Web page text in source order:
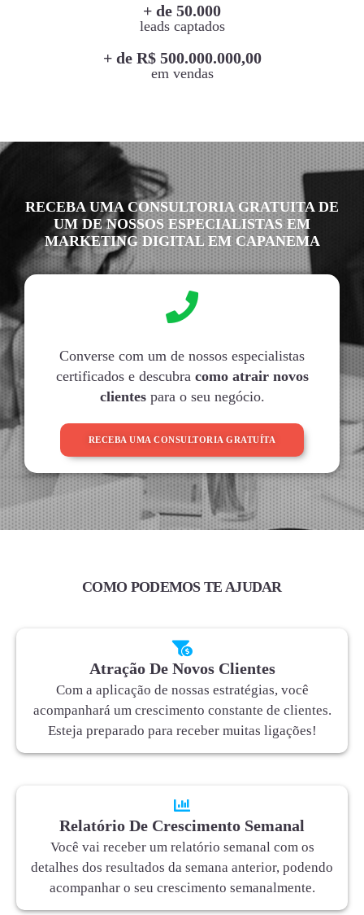
+ de 50.000
leads captados
+ de R$ 500.000.000,00
em vendas
RECEBA UMA CONSULTORIA GRATUITA DE
UM DE NOSSOS ESPECIALISTAS EM
MARKETING DIGITAL EM CAPANEMA
Converse com um de nossos especialistas
certificados e descubra como atrair novos
clientespara o seu negócio.
RECEBA UMA CONSULTORIA GRATUÍTA
COMO PODEMOS TE AJUDAR
Atração De Novos Clientes
Com a aplicação de nossas estratégias, você
acompanhará um crescimento constante de clientes.
Esteja preparado para receber muitas ligações!
Relatório De Crescimento Semanal
Você vai receber um relatório semanal com os
detalhes dos resultados da semana anterior, podendo
acompanhar o seu crescimento semanalmente.